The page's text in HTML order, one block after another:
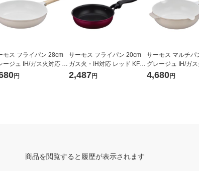
モス フライパン 28cm
ージュ IH/ガス火対応 K
028 GG 1個 深型設計 軽
円
サーモス フライパン 20cm
ガス火・IH対応 レッド KFM-
020 R1個
2,487円
サーモス マルチパ
グレージュ IH/ガ
FOー026W GG1個
4,680円
商品を閲覧すると履歴が表示されます